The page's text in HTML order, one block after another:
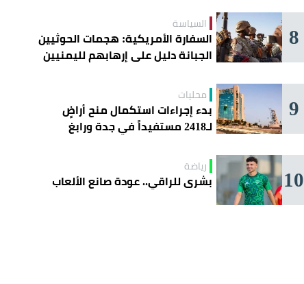
8 السياسة
السفارة الأمريكية: هجمات الحوثيين
الجبانة دليل على إرهابهم لليمنيين
9 محليات
بدء إجراءات استكمال منح أراضٍ
لـ2418 مستفيداً في جدة ورابغ
10 رياضة
بشرى للراقي.. عودة صانع الألعاب